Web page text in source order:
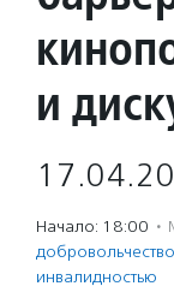
и
Начало: 18:00 ·
доброволь­чест­во
инвалидностью